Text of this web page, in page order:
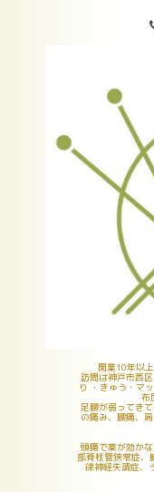
開業10年以
訪問は神戸市西
り ・きゅう・マ
布
足腰が弱ってき
の痛み、腰痛、
頭痛で薬が効か
部脊柱管狭窄症、
律神経失調症、